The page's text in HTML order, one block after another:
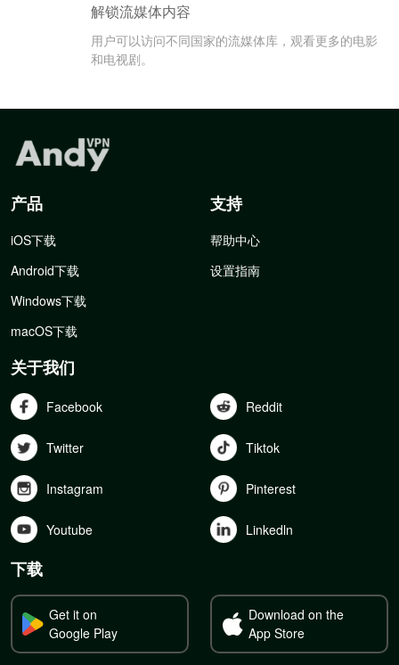
解锁流媒体内容
用户可以访问不同国家的流媒体库，观看更多的电影
和电视剧。
产品
iOS下载
Android下载
Windows下载
macOS下载
支持
帮助中心
设置指南
关于我们
Facebook Reddit
Twitter Tiktok
Instagram Pinterest
Youtube Linkedln
下载
Get it on
Google Play
Download on the
App Store